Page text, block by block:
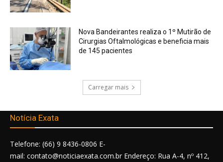
Nova Bandeirantes realiza o 1º Mutirão de
Cirurgias Oftalmológicas e beneficia mais
de 145 pacientes
Carregar mais
Notícia Exata
Telefone: (66) 9 8436-0806 E-
mail: contato@noticiaexata.com.br Endereço: Rua A-4, nº 412,